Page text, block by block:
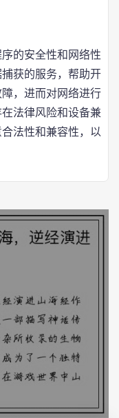
的安全性和网络性
获的服务，帮助开
，进而对网络进行
法律风险和设备兼
法性和兼容性，以